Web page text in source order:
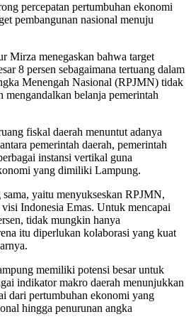
percepatan pertumbuhan ekonomi
pembangunan nasional menuju
Mirza menegaskan bahwa target
8 persen sebagaimana tertuang dalam
Menengah Nasional (RPJMN) tidak
mengandalkan belanja pemerintah
fiskal daerah menuntut adanya
pemerintah daerah, pemerintah
instansi vertikal guna
yang dimiliki Lampung.
yaitu menyukseskan RPJMN,
Indonesia Emas. Untuk mencapai
tidak mungkin hanya
itu diperlukan kolaborasi yang kuat
memiliki potensi besar untuk
indikator makro daerah menunjukkan
dari pertumbuhan ekonomi yang
hingga penurunan angka